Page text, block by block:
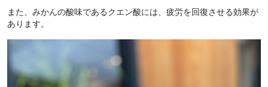
また、みかんの酸味であるクエン酸には、疲労を回復させる効果が
あります。